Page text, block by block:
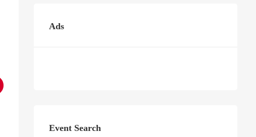
Ads
Event Search